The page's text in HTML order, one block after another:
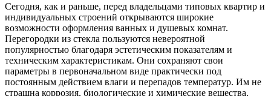
Сегодня, как и раньше, перед владельцами типовых квартир и
индивидуальных строений открываются широкие
возможности оформления ванных и душевых комнат.
Перегородки из стекла пользуются невероятной
популярностью благодаря эстетическим показателям и
техническим характеристикам. Они сохраняют свои
параметры в первоначальном виде практически под
постоянным действием влаги и перепадов температур. Им не
страшна коррозия, биологические и химические вещества.